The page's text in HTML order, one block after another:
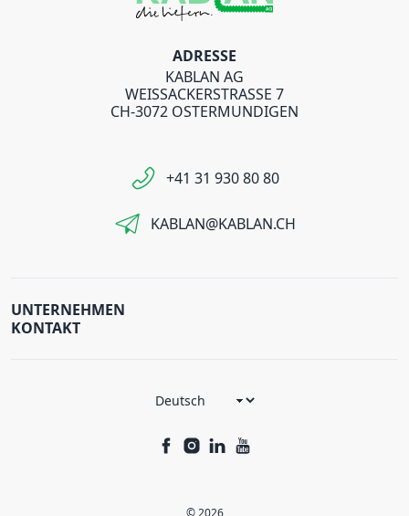
ADRESSE
KABLAN AG
WEISSACKERSTRASSE 7
CH-3072 OSTERMUNDIGEN
+41 31 930 80 80
KABLAN@KABLAN.CH
UNTERNEHMEN
KONTAKT
© 2026